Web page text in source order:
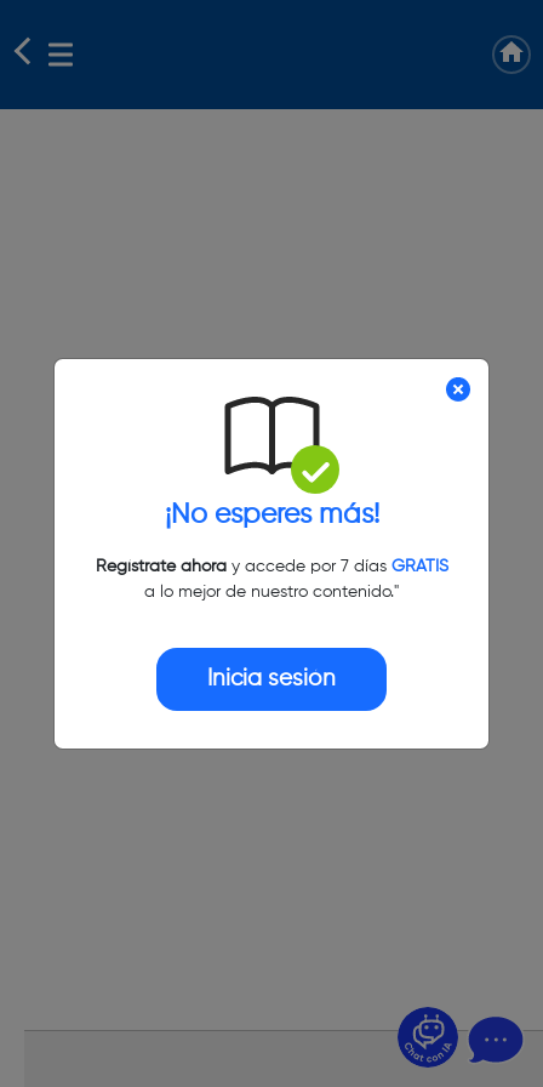
¡No esperes más!
Regístrate ahoray accede por 7 días GRATIS
a lo mejor de nuestro contenido."
Inicia sesión